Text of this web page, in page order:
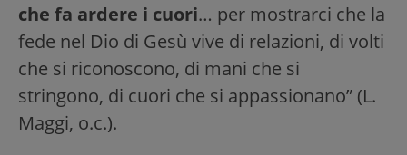
che fa ardere i cuori… per mostrarci che la
fede nel Dio di Gesù vive di relazioni, di volti
che si riconoscono, di mani che si
stringono, di cuori che si appassionano” (L.
Maggi, o.c.).